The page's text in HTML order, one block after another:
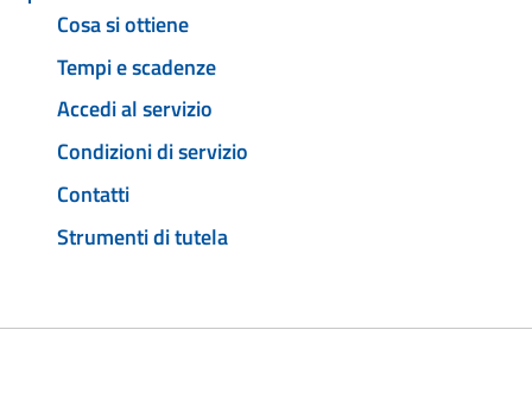
Cosa si ottiene
Tempi e scadenze
Accedi al servizio
Condizioni di servizio
Contatti
Strumenti di tutela